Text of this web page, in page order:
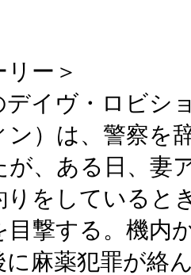
リー＞
デイヴ・ロビシ
ン）は、警察を
が、ある日、妻
りをしていると
目撃する。機内
に麻薬犯罪が絡